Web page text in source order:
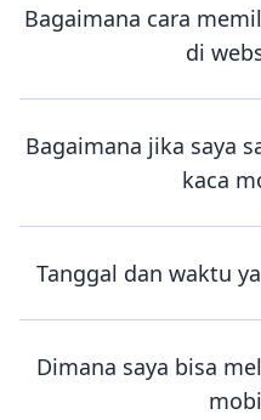
Bagaimana cara
di
Bagaimana jika saya
kaca
Tanggal dan waktu
Dimana saya bisa